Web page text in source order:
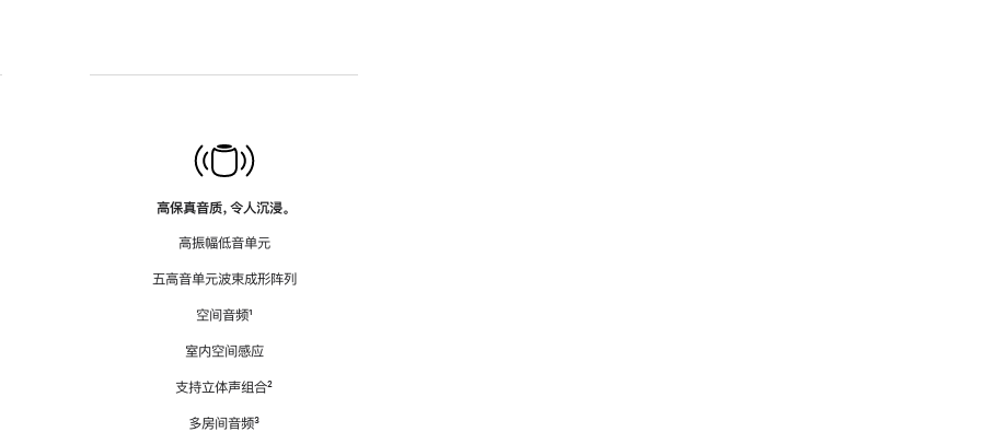
高保真音质，令人沉浸。
高振幅低音单元
五高音单元波束成形阵列
空间音频脚
¹
室内空间感应
支持立体声组合脚
²
多房间音频脚
³